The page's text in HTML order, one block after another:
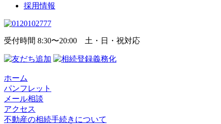
採用情報
受付時間 8:30〜20:00 土・日・祝対応
ホーム
パンフレット
メール相談
アクセス
不動産の相続手続きについて